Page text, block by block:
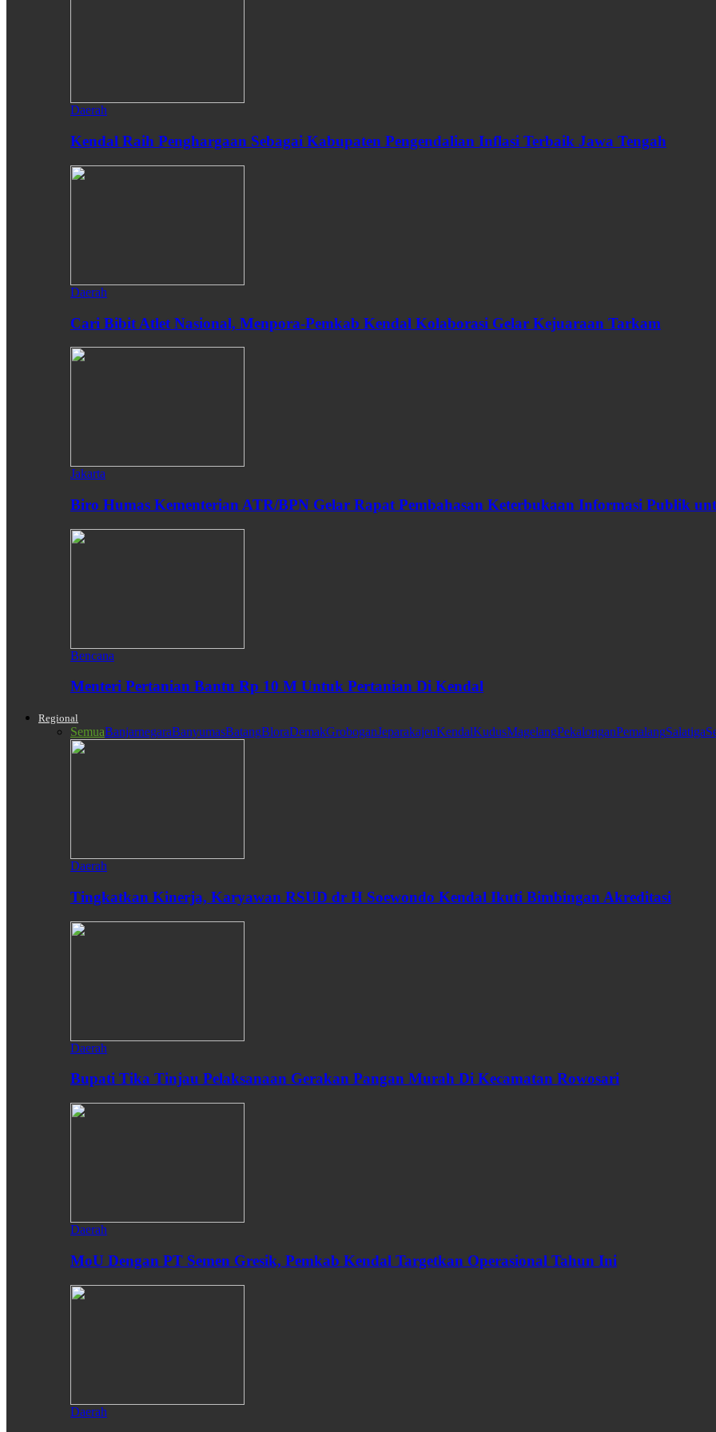
Daerah
Kendal Raih Penghargaan Sebagai Kabupaten Pengendalian Inflasi Terbaik Jawa Tengah
Daerah
Cari Bibit Atlet Nasional, Menpora-Pemkab Kendal Kolaborasi Gelar Kejuaraan Tarkam
Jakarta
Biro Humas Kementerian ATR/BPN Gelar Rapat Pembahasan Keterbukaan Informasi Publik
Bencana
Menteri Pertanian Bantu Rp 10 M Untuk Pertanian Di Kendal
Regional
SemuaBanjarnegaraBanyumasBatangBloraDemakGroboganJeparakajenKendalKudusMagelangPekalonganPemalangSalatiga
Daerah
Tingkatkan Kinerja, Karyawan RSUD dr H Soewondo Kendal Ikuti Bimbingan Akreditasi
Daerah
Bupati Tika Tinjau Pelaksanaan Gerakan Pangan Murah Di Kecamatan Rowosari
Daerah
MoU Dengan PT Semen Gresik, Pemkab Kendal Targetkan Operasional Tahun Ini
Daerah